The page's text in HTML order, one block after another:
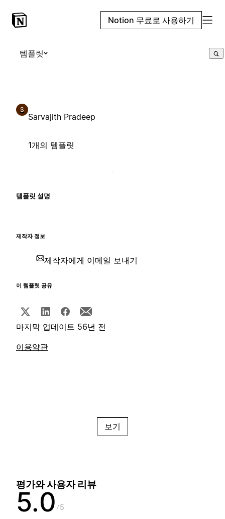
Notion 무료로 사용하기
템플릿
S
Sarvajith Pradeep
1개의 템플릿
템플릿 설명
제작자 정보
제작자에게 이메일 보내기
이 템플릿 공유
마지막 업데이트 56년 전
이용약관
보기
평가와 사용자 리뷰
5.0 5